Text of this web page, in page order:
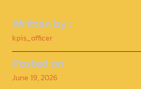
Written by :
kpis_officer
Posted on :
June 19, 2026